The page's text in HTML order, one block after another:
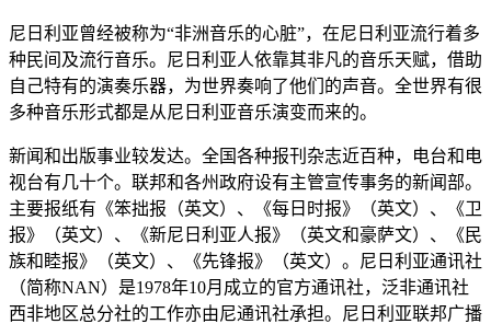
尼日利亚曾经被称为“非洲音乐的心脏”，在尼日利亚流行着多
种民间及流行音乐。尼日利亚人依靠其非凡的音乐天赋，借助
自己特有的演奏乐器，为世界奏响了他们的声音。全世界有很
多种音乐形式都是从尼日利亚音乐演变而来的。
新闻和出版事业较发达。全国各种报刊杂志近百种，电台和电
视台有几十个。联邦和各州政府设有主管宣传事务的新闻部。
主要报纸有《笨拙报（英文）、《每日时报》（英文）、《卫
报》（英文）、《新尼日利亚人报》（英文和豪萨文）、《民
族和睦报》（英文）、《先锋报》（英文）。尼日利亚通讯社
（简称NAN）是1978年10月成立的官方通讯社，泛非通讯社
西非地区总分社的工作亦由尼通讯社承担。尼日利亚联邦广播